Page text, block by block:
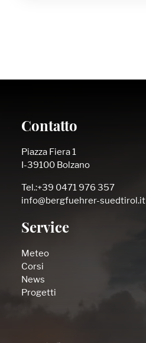
Contatto
Piazza Fiera 1
I-39100 Bolzano
Tel.:+39 0471 976 357
info@bergfuehrer-suedtirol.it
Service
Meteo
Corsi
News
Progetti